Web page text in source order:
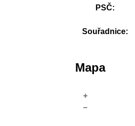
PSČ:
Souřadnice:
Mapa
+
–